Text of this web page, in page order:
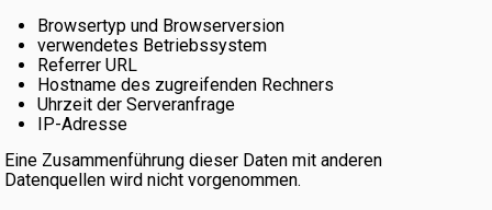
Browsertyp und Browserversion
verwendetes Betriebssystem
Referrer URL
Hostname des zugreifenden Rechners
Uhrzeit der Serveranfrage
IP-Adresse
Eine Zusammenführung dieser Daten mit anderen
Datenquellen wird nicht vorgenommen.